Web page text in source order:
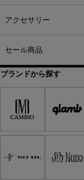
アクセサリー
セール商品
ブランドから探す